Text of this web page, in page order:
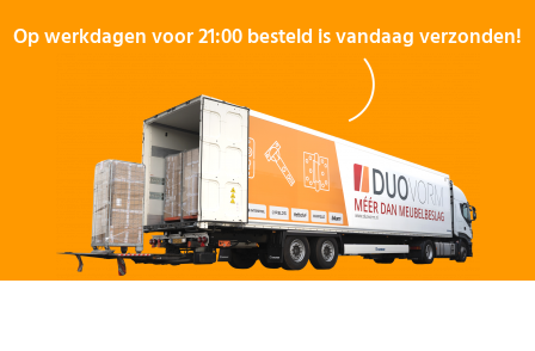
Op werkdagen voor 21:00 besteld is vandaag verzonden!